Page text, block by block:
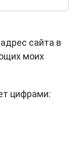
сайта в
моих
цифрами: